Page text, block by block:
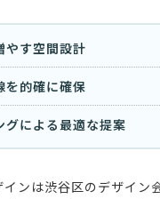
やす空間設計
を的確に確保
グによる最適な提案
ンは渋谷区のデザイン